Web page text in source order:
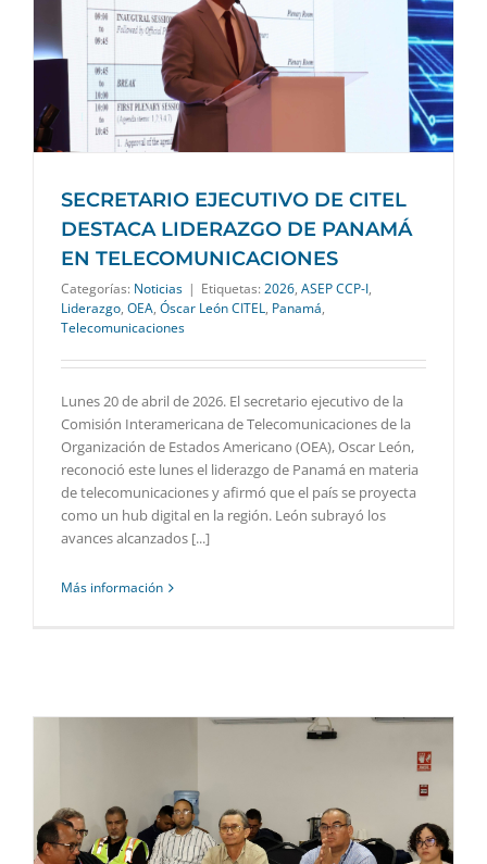
SECRETARIO EJECUTIVO DE CITEL
DESTACA LIDERAZGO DE PANAMÁ
EN TELECOMUNICACIONES
Categorías: Noticias | Etiquetas: 2026, ASEP CCP-I,
Liderazgo, OEA, Óscar León CITEL, Panamá,
Telecomunicaciones
Lunes 20 de abril de 2026. El secretario ejecutivo de la
Comisión Interamericana de Telecomunicaciones de la
Organización de Estados Americano (OEA), Oscar León,
reconoció este lunes el liderazgo de Panamá en materia
de telecomunicaciones y afirmó que el país se proyecta
como un hub digital en la región. León subrayó los
avances alcanzados [...]
Más información